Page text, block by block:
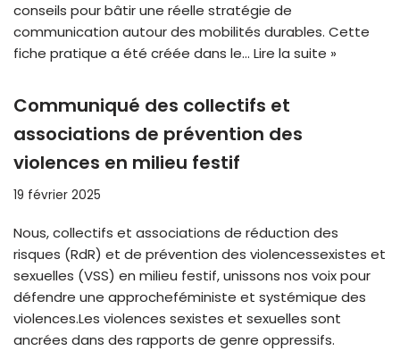
conseils pour bâtir une réelle stratégie de
communication autour des mobilités durables. Cette
fiche pratique a été créée dans le… Lire la suite »
Communiqué des collectifs et
associations de prévention des
violences en milieu festif
19 février 2025
Nous, collectifs et associations de réduction des
risques (RdR) et de prévention des violencessexistes et
sexuelles (VSS) en milieu festif, unissons nos voix pour
défendre une approcheféministe et systémique des
violences.Les violences sexistes et sexuelles sont
ancrées dans des rapports de genre oppressifs.